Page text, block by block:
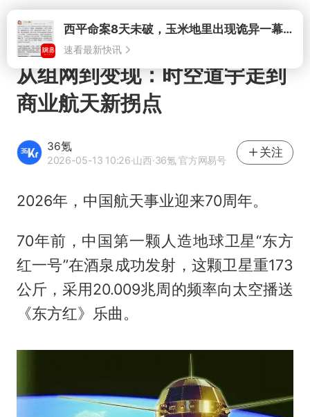
打开
从组网到变现：时空道宇走到
商业航天新拐点
36氪
2026-05-13 10:26·山西·36氪 官方网易号
关注
2026年，中国航天事业迎来70周年。
70年前，中国第一颗人造地球卫星“东方
红一号”在酒泉成功发射，这颗卫星重173
公斤，采用20.009兆周的频率向太空播送
《东方红》乐曲。‌‌